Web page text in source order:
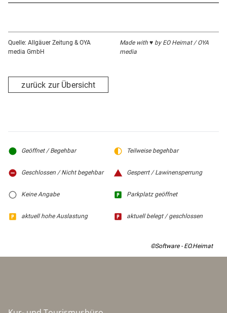
Quelle: Allgäuer Zeitung & OYA
media GmbH
Made with ♥ by EO Heimat / OYA
media
zurück zur Übersicht
Geöffnet / Begehbar Teilweise begehbar
Geschlossen / Nicht begehbar Gesperrt / Lawinensperrung
Keine Angabe Parkplatz geöffnet
aktuell hohe Auslastung aktuell belegt / geschlossen
©Software - EO.Heimat